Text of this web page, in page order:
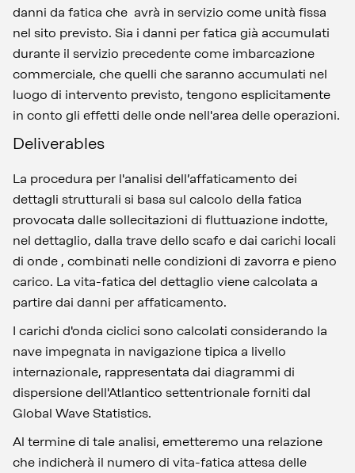
danni da fatica che avrà in servizio come unità fissa
nel sito previsto. Sia i danni per fatica già accumulati
durante il servizio precedente come imbarcazione
commerciale, che quelli che saranno accumulati nel
luogo di intervento previsto, tengono esplicitamente
in conto gli effetti delle onde nell'area delle operazioni.
Deliverables
La procedura per l'analisi dell’affaticamento dei
dettagli strutturali si basa sul calcolo della fatica
provocata dalle sollecitazioni di fluttuazione indotte,
nel dettaglio, dalla trave dello scafo e dai carichi locali
di onde , combinati nelle condizioni di zavorra e pieno
carico. La vita-fatica del dettaglio viene calcolata a
partire dai danni per affaticamento.
I carichi d'onda ciclici sono calcolati considerando la
nave impegnata in navigazione tipica a livello
internazionale, rappresentata dai diagrammi di
dispersione dell'Atlantico settentrionale forniti dal
Global Wave Statistics.
Al termine di tale analisi, emetteremo una relazione
che indicherà il numero di vita-fatica attesa delle